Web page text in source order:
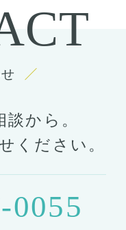
から。
ください。
0055